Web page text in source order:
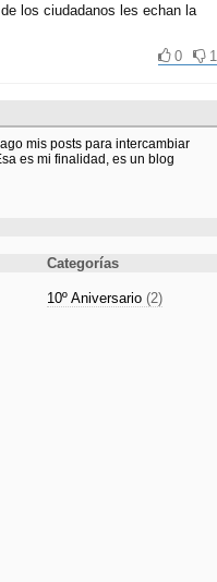
los ciudadanos les echan la
0
1
mis posts para intercambiar
es mi finalidad, es un blog
Categorías
10º Aniversario (2)